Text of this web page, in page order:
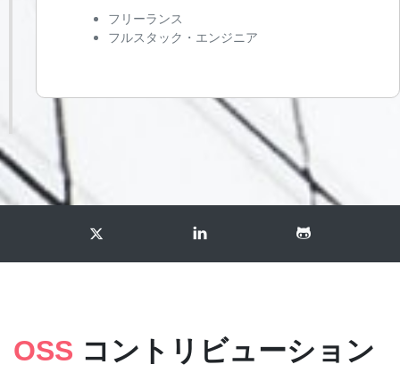
フリーランス
フルスタック・エンジニア
OSS コントリビューション